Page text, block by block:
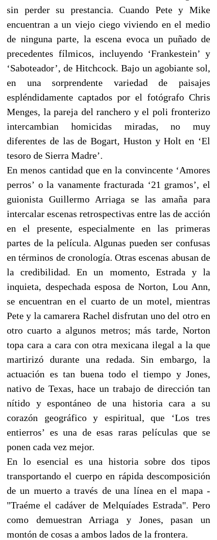
sin perder su prestancia. Cuando Pete y Mike
encuentran a un viejo ciego viviendo en el medio
de ninguna parte, la escena evoca un puñado de
precedentes fílmicos, incluyendo ‘Frankestein’ y
‘Saboteador’, de Hitchcock. Bajo un agobiante sol,
en una sorprendente variedad de paisajes
espléndidamente captados por el fotógrafo Chris
Menges, la pareja del ranchero y el poli fronterizo
intercambian homicidas miradas, no muy
diferentes de las de Bogart, Huston y Holt en ‘El
tesoro de Sierra Madre’.
En menos cantidad que en la convincente ‘Amores
perros’ o la vanamente fracturada ‘21 gramos’, el
guionista Guillermo Arriaga se las amaña para
intercalar escenas retrospectivas entre las de acción
en el presente, especialmente en las primeras
partes de la película. Algunas pueden ser confusas
en términos de cronología. Otras escenas abusan de
la credibilidad. En un momento, Estrada y la
inquieta, despechada esposa de Norton, Lou Ann,
se encuentran en el cuarto de un motel, mientras
Pete y la camarera Rachel disfrutan uno del otro en
otro cuarto a algunos metros; más tarde, Norton
topa cara a cara con otra mexicana ilegal a la que
martirizó durante una redada. Sin embargo, la
actuación es tan buena todo el tiempo y Jones,
nativo de Texas, hace un trabajo de dirección tan
nítido y espontáneo de una historia cara a su
corazón geográfico y espiritual, que ‘Los tres
entierros’ es una de esas raras películas que se
ponen cada vez mejor.
En lo esencial es una historia sobre dos tipos
transportando el cuerpo en rápida descomposición
de un muerto a través de una línea en el mapa -
"Traéme el cadáver de Melquíades Estrada". Pero
como demuestran Arriaga y Jones, pasan un
montón de cosas a ambos lados de la frontera.